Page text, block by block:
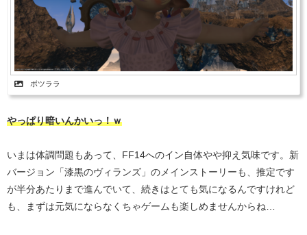
ボツララ
やっぱり暗いんかいっ！ｗ
いまは体調問題もあって、FF14へのイン自体やや抑え気味です。新
バージョン「漆黒のヴィランズ」のメインストーリーも、推定です
が半分あたりまで進んでいて、続きはとても気になるんですけれど
も、まずは元気にならなくちゃゲームも楽しめませんからね…